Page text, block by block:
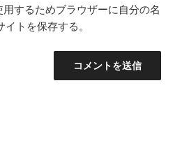
するためブラウザーに自分の名
トを保存する。